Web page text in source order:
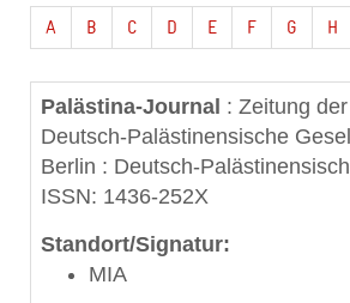
A B C D E F G H
Palästina-Journal : Zeitung
Deutsch-Palästinensische
Berlin : Deutsch-
ISSN: 1436-252X
Standort/Signatur:
MIA